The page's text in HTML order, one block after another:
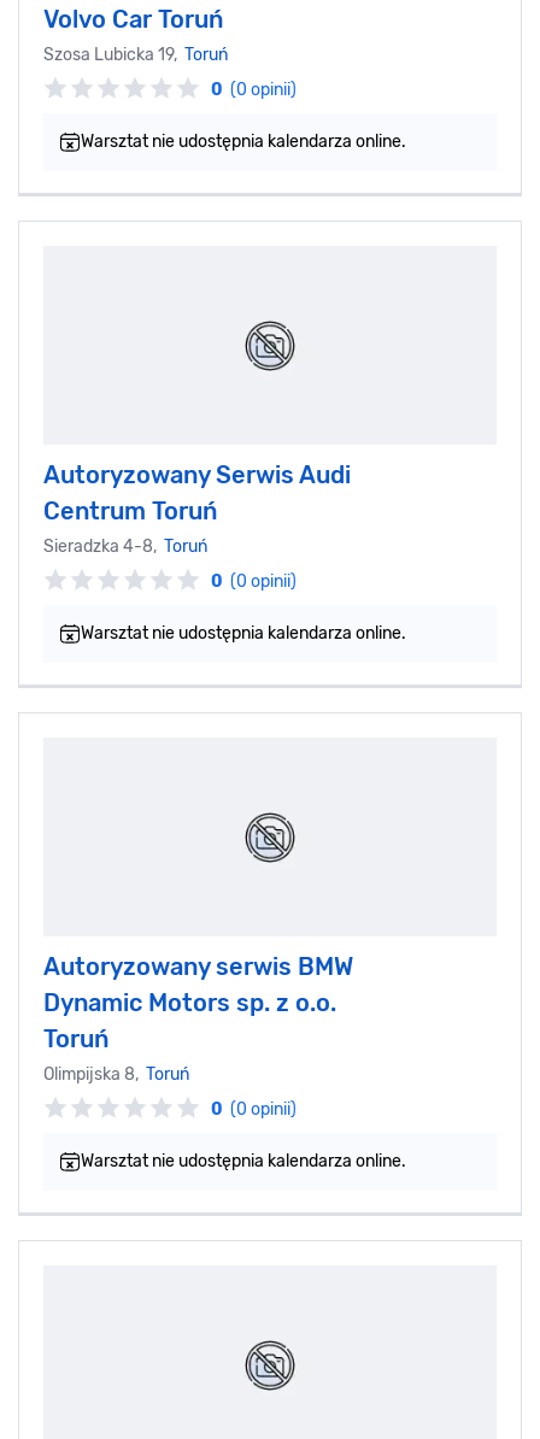
Volvo Car Toruń
Szosa Lubicka 19, Toruń
0 (0 opinii)
Warsztat nie udostępnia kalendarza online.
Autoryzowany Serwis Audi
Centrum Toruń
Sieradzka 4-8, Toruń
0 (0 opinii)
Warsztat nie udostępnia kalendarza online.
Autoryzowany serwis BMW
Dynamic Motors sp. z o.o.
Toruń
Olimpijska 8, Toruń
0 (0 opinii)
Warsztat nie udostępnia kalendarza online.